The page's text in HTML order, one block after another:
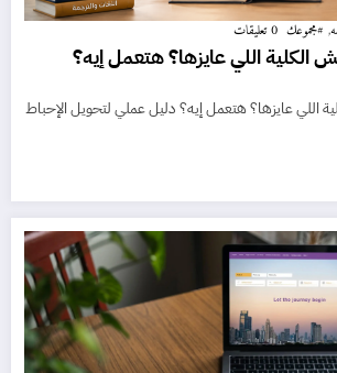
, #مجموعك 0 تعليقات
اللي عايزها؟ هتعمل إيه؟
عايزها؟ هتعمل إيه؟ دليل عملي لتحويل الإحباط